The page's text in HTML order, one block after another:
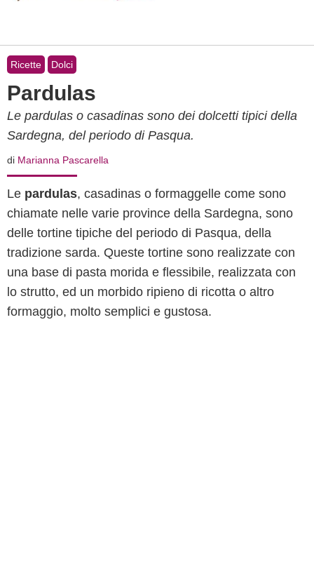
Ricette Dolci
Pardulas
Le pardulas o casadinas sono dei dolcetti tipici della
Sardegna, del periodo di Pasqua.
di Marianna Pascarella
Le pardulas, casadinas o formaggelle come sono
chiamate nelle varie province della Sardegna, sono
delle tortine tipiche del periodo di Pasqua, della
tradizione sarda. Queste tortine sono realizzate con
una base di pasta morida e flessibile, realizzata con
lo strutto, ed un morbido ripieno di ricotta o altro
formaggio, molto semplici e gustosa.